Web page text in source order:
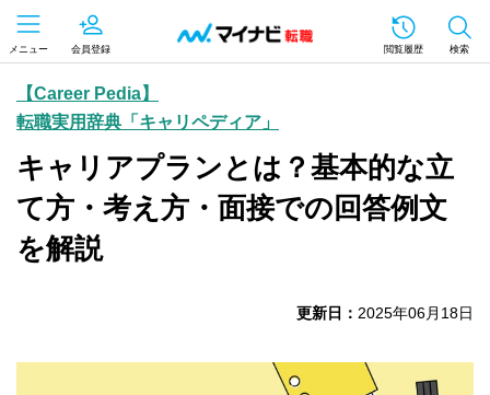
メニュー 会員登録 閲覧履歴 検索
【Career Pedia】
転職実用辞典「キャリペディア」
キャリアプランとは？基本的な立
て方・考え方・面接での回答例文
を解説
更新日： 2025年06月18日